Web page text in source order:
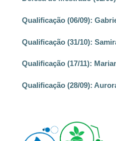
Qualificação (06/09):
Qualificação (31/10):
Qualificação (17/11):
Qualificação (28/09):